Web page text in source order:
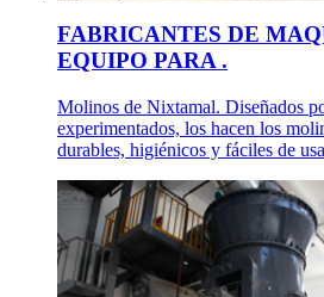
FABRICANTES DE
EQUIPO PARA .
Molinos de Nixtamal. Diseñados
experimentados, los hacen los
durables, higiénicos y fáciles de